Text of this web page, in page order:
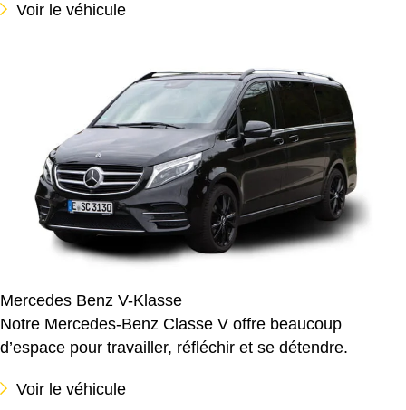
Voir le véhicule
Mercedes Benz V-Klasse
Notre Mercedes-Benz Classe V offre beaucoup
d’espace pour travailler, réfléchir et se détendre.
Voir le véhicule